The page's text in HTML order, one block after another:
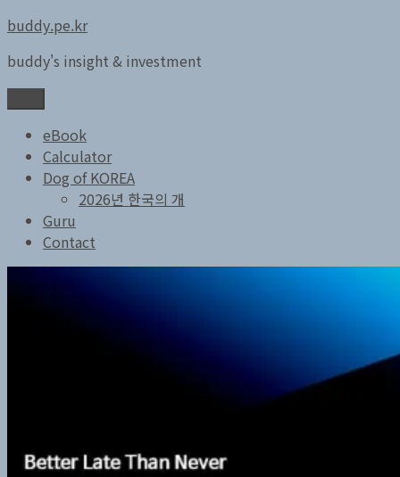
콘
츠
로
바
buddy.pe.kr
buddy's insight & investment
eBook
Calculator
Dog of KOREA
2026년 한국의 개
Guru
Contact